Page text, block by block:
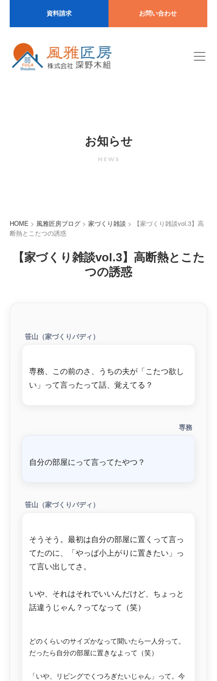
資料請求 お問い合わせ
お知らせ
NEWS
HOME > 風雅匠房ブログ > 家づくり雑談 >
【家づくり雑談vol.3】高
断熱とこたつの誘惑
【家づくり雑談vol.3】高断熱とこた
つの誘惑
笹山（家づくりバディ）
専務、この前のさ、うちの夫が「こたつ欲し
専務
笹山（家づくりバディ）
そうそう。最初は自分の部屋に置くって言っ
てたのに、「やっぱ小上がりに置きたい」っ
て言い出してさ。
いや、それはそれでいいんだけど、ちょっと
話違うじゃん？ってなって（笑）
どのくらいのサイズかなって聞いたら一人分って。
だったら自分の部屋に置きなよって（笑）
「いや、リビングでくつろぎたいじゃん」って。今